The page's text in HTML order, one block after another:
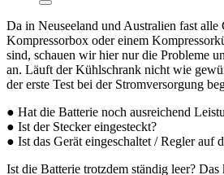
Da in Neuseeland und Australien fast alle
Kompressorbox oder einem
sind, schauen wir hier nur die Probleme
an. Läuft der Kühlschrank nicht wie
der erste Test bei der Stromversorgung
● Hat die Batterie noch ausreichend
● Ist der Stecker eingesteckt?
● Ist das Gerät eingeschaltet / Regler auf
Ist die Batterie trotzdem ständig leer? Das